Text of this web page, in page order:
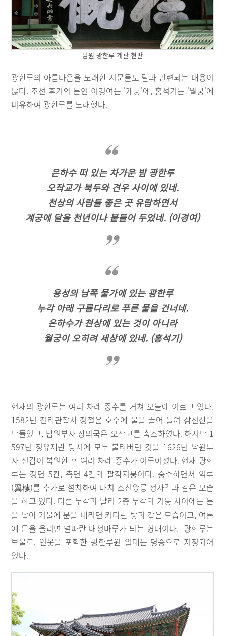
남원 광한루 계관 현판
광한루의 아름다움을 노래한 시문들도 달과 관련되는 내용이
많다. 조선 후기의 문인 이경여는 '계궁'에, 홍석기는 '월궁'에
비유하여 광한루를 노래했다.
은하수 떠 있는 차가운 밤 광한루
오작교가 북두와 견우 사이에 있네.
천상의 사람들 좋은 곳 유람하면서
계궁에 달을 천년이나 붙들어 두었네. (이경여)
용성의 남쪽 물가에 있는 광한루
누각 아래 구름다리로 푸른 물을 건너네.
은하수가 천상에 있는 것이 아니라
월궁이 오히려 세상에 있네. (홍석기)
현재의 광한루는 여러 차례 중수를 거쳐 오늘에 이르고 있다.
1582년 전라관찰사 정철은 호수에 물을 끌어 들여 삼신산을
만들었고, 남원부사 장의국은 오작교를 축조하였다. 하지만 1
597년 정유재란 당시에 모두 불타버린 것을 1626년 남원부
사 신감이 복원한 후 여러 차례 중수가 이루어졌다. 현재 광한
루는 정면 5칸, 측면 4칸의 팔작지붕이다. 중수하면서 익루
(翼樓)를 추가로 설치하여 마치 조선왕릉 정자각과 같은 모습
을 하고 있다. 다른 누각과 달리 2층 누각의 기둥 사이에는 문
을 달아 겨울에 문을 내리면 커다란 방과 같은 모습이고, 여름
에 문을 올리면 널따란 대청마루가 되는 형태이다. 광한루는
보물로, 연못을 포함한 광한루원 일대는 명승으로 지정되어
있다.